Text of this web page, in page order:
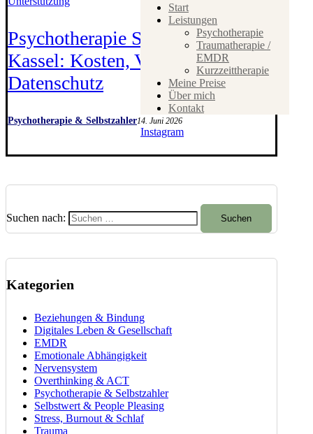
Start
Leistungen
Psychotherapie
Traumatherapie /
EMDR
Kurzzeittherapie
Meine Preise
Über mich
Kontakt
Instagram
Psychotherapie Selbstzahler
Kassel: Kosten, Vorteile &
Datenschutz
Psychotherapie & Selbstzahler14. Juni 2026
Suchen nach:
Kategorien
Beziehungen & Bindung
Digitales Leben & Gesellschaft
EMDR
Emotionale Abhängigkeit
Nervensystem
Overthinking & ACT
Psychotherapie & Selbstzahler
Selbstwert & People Pleasing
Stress, Burnout & Schlaf
Trauma